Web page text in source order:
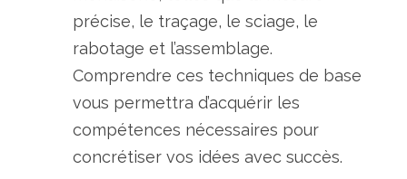
précise, le traçage, le sciage, le
rabotage et l’assemblage.
Comprendre ces techniques de base
vous permettra d’acquérir les
compétences nécessaires pour
concrétiser vos idées avec succès.